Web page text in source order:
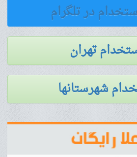
در تلگرام
تهران
شهرستانها